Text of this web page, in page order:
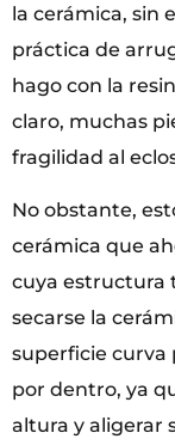
la cerámica, sin
práctica de
hago con la
claro, muchas
fragilidad al
No obstante,
cerámica que
cuya estructura
secarse la
superficie curva
por dentro, ya
altura y aligerar